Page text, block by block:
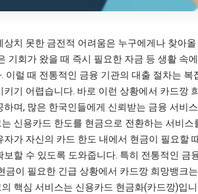
상치 못한 금전적 어려움은 누구에게나 찾아
기회가 왔을 때 즉시 필요한 자금 등 생활 속
이럴 때 전통적인 금융 기관의 대출 절차는
키기 어렵습니다. 바로 이런 상황에서 카드깡
하며, 많은 한국인들에게 신뢰받는 금융 서비
신용카드 한도를 현금으로 전환하는 서비
자가 자신의 카드 한도 내에서 현금이 필요할
보할 수 있도록 도와줍니다. 특히 전통적인 금
금이 필요한 긴급 상황에서 카드깡 희망뱅크
핵심 서비스는 신용카드 현금화(카드깡)입